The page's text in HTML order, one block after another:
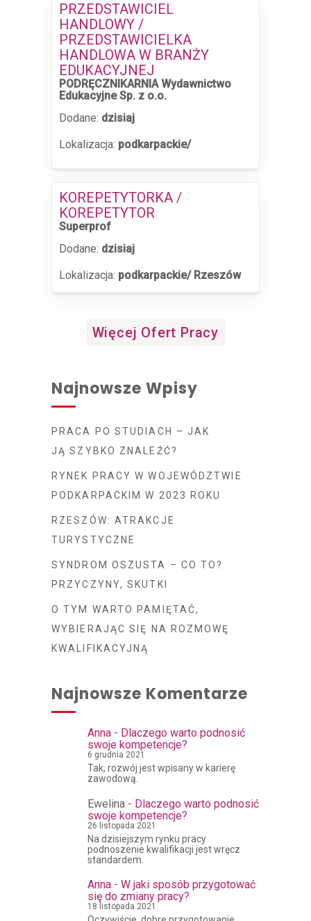
PRZEDSTAWICIEL
HANDLOWY /
PRZEDSTAWICIELKA
HANDLOWA W BRANŻY
EDUKACYJNEJ
PODRĘCZNIKARNIA Wydawnictwo
Edukacyjne Sp. z o.o.
Dodane: dzisiaj
Lokalizacja: podkarpackie/
KOREPETYTORKA /
KOREPETYTOR
Superprof
Dodane: dzisiaj
Lokalizacja: podkarpackie/ Rzeszów
Więcej Ofert Pracy
Najnowsze Wpisy
PRACA PO STUDIACH – JAK
JĄ SZYBKO ZNALEŹĆ?
RYNEK PRACY W WOJEWÓDZTWIE
PODKARPACKIM W 2023 ROKU
RZESZÓW: ATRAKCJE
TURYSTYCZNE
SYNDROM OSZUSTA – CO TO?
PRZYCZYNY, SKUTKI
O TYM WARTO PAMIĘTAĆ,
WYBIERAJĄC SIĘ NA ROZMOWĘ
KWALIFIKACYJNĄ
Najnowsze Komentarze
Anna - Dlaczego warto podnosić
swoje kompetencje?
6 grudnia 2021
Tak, rozwój jest wpisany w karierę
zawodową.
Ewelina - Dlaczego warto podnosić
swoje kompetencje?
26 listopada 2021
Na dzisiejszym rynku pracy
podnoszenie kwalifikacji jest wręcz
standardem.
Anna - W jaki sposób przygotować
się do zmiany pracy?
18 listopada 2021